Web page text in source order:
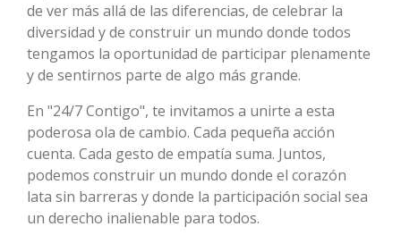
de ver más allá de las diferencias, de celebrar la
diversidad y de construir un mundo donde todos
tengamos la oportunidad de participar plenamente
y de sentirnos parte de algo más grande.
En "24/7 Contigo", te invitamos a unirte a esta
poderosa ola de cambio. Cada pequeña acción
cuenta. Cada gesto de empatía suma. Juntos,
podemos construir un mundo donde el corazón
lata sin barreras y donde la participación social sea
un derecho inalienable para todos.